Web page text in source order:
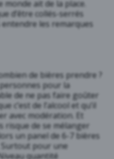
monde ait de la place.
d’être collés-serrés
les remarques
de bières prendre ?
pour la
de ne pas faire goûter
c’est de l’alcool et qu’il
avec modération. Et
risque de se mélanger
un panel de 6-7 bières
pour une
quantité